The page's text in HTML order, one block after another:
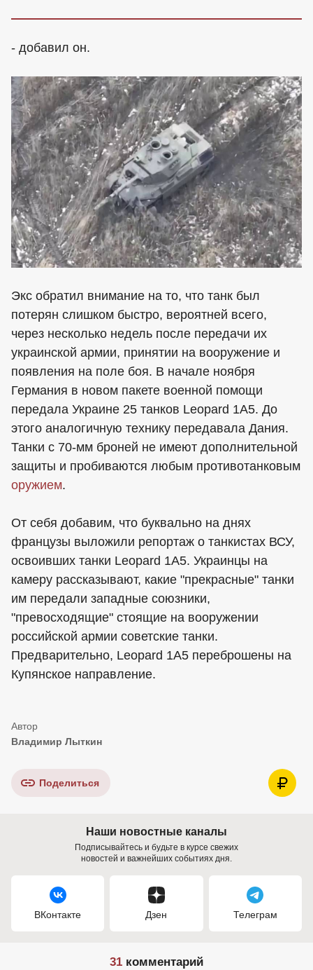
- добавил он.
Экс обратил внимание на то, что танк был
потерян слишком быстро, вероятней всего,
через несколько недель после передачи их
украинской армии, принятии на вооружение и
появления на поле боя. В начале ноября
Германия в новом пакете военной помощи
передала Украине 25 танков Leopard 1A5. До
этого аналогичную технику передавала Дания.
Танки с 70-мм броней не имеют дополнительной
защиты и пробиваются любым противотанковым
оружием.
От себя добавим, что буквально на днях
французы выложили репортаж о танкистах ВСУ,
освоивших танки Leopard 1A5. Украинцы на
камеру рассказывают, какие "прекрасные" танки
им передали западные союзники,
"превосходящие" стоящие на вооружении
российской армии советские танки.
Предварительно, Leopard 1A5 переброшены на
Купянское направление.
Владимир Лыткин
Поделиться
Наши новостные каналы
Подписывайтесь и будьте в курсе свежих
новостей и важнейших событиях дня.
ВКонтакте Дзен Телеграм
31 комментарий